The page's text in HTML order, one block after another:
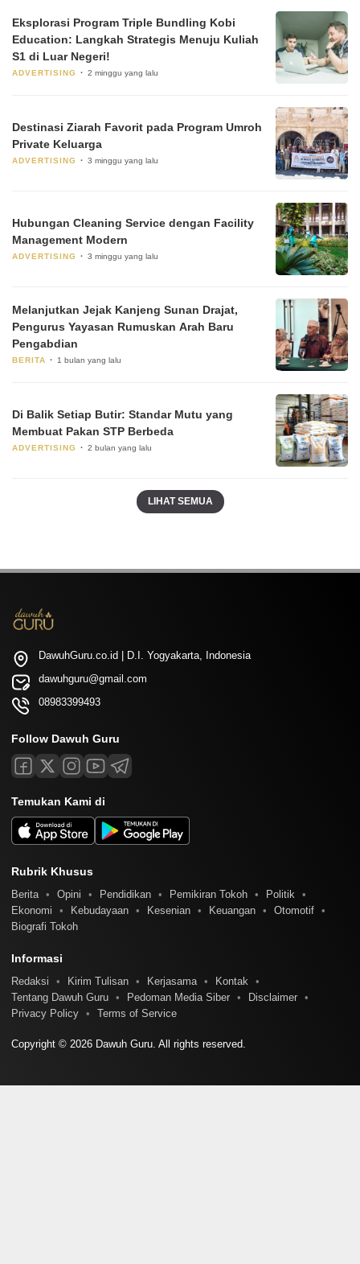
Eksplorasi Program Triple Bundling Kobi
Education: Langkah Strategis Menuju Kuliah
S1 di Luar Negeri!
ADVERTISING 2 minggu yang lalu
Destinasi Ziarah Favorit pada Program Umroh
Private Keluarga
ADVERTISING 3 minggu yang lalu
Hubungan Cleaning Service dengan Facility
Management Modern
ADVERTISING 3 minggu yang lalu
Melanjutkan Jejak Kanjeng Sunan Drajat,
Pengurus Yayasan Rumuskan Arah Baru
Pengabdian
BERITA 1 bulan yang lalu
Di Balik Setiap Butir: Standar Mutu yang
Membuat Pakan STP Berbeda
ADVERTISING 2 bulan yang lalu
LIHAT SEMUA
DawuhGuru.co.id | D.I. Yogyakarta, Indonesia
dawuhguru@gmail.com
08983399493
Follow Dawuh Guru
Temukan Kami di
Rubrik Khusus
Berita Opini Pendidikan Pemikiran Tokoh
Politik
Ekonomi
Kebudayaan Kesenian Keuangan
Otomotif
Biografi Tokoh
Informasi
Redaksi Kirim Tulisan Kerjasama
Kontak
Tentang Dawuh Guru
Pedoman Media Siber
Disclaimer
Privacy Policy
Terms of Service
Copyright © 2026 Dawuh Guru. All rights reserved.